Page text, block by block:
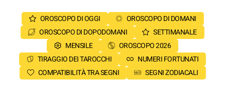
OROSCOPO DI OGGI
OROSCOPO DI DOMANI
OROSCOPO DI DOPODOMANI
SETTIMANALE
MENSILE
OROSCOPO 2026
TIRAGGIO DEI TAROCCHI
NUMERI FORTUNATI
COMPATIBILITÀ TRA SEGNI
SEGNI ZODIACALI